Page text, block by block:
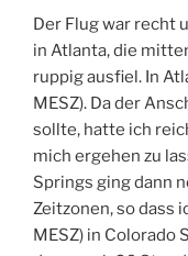
Der Flug war recht
in Atlanta, die
ruppig ausfiel. In
MESZ). Da der
sollte, hatte ich
mich ergehen zu
Springs ging dann
Zeitzonen, so dass
MESZ) in Colorado